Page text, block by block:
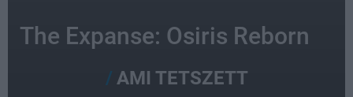
The Expanse: Osiris Reborn
AMI TETSZETT